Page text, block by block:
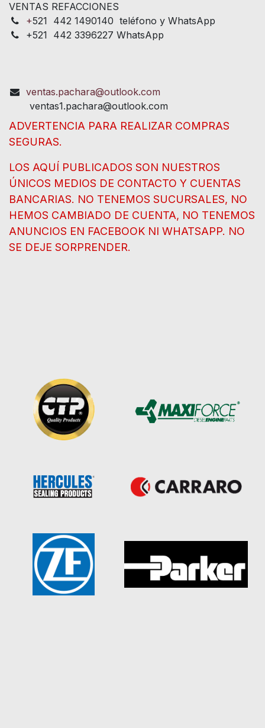
VENTAS REFACCIONES
+521 442 1490140 teléfono y WhatsApp
+521 442 3396227 WhatsApp
ventas.pachara@outlook.com
ventas1.pachara@outlook.com
ADVERTENCIA PARA REALIZAR COMPRAS
SEGURAS.
LOS AQUÍ PUBLICADOS SON NUESTROS
ÚNICOS MEDIOS DE CONTACTO Y CUENTAS
BANCARIAS. NO TENEMOS SUCURSALES, NO
HEMOS CAMBIADO DE CUENTA, NO TENEMOS
ANUNCIOS EN FACEBOOK NI WHATSAPP. NO
SE DEJE SORPRENDER.